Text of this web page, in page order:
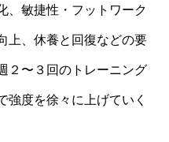
、敏捷性・フットワーク
上、休養と回復などの要
２〜３回のトレーニング
強度を徐々に上げていく